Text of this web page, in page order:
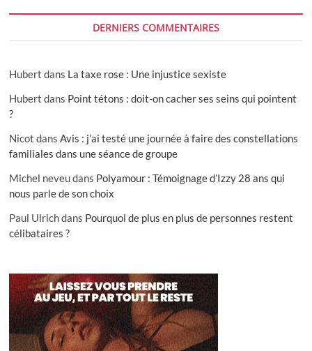
DERNIERS COMMENTAIRES
Hubert dans La taxe rose : Une injustice sexiste
Hubert dans Point tétons : doit-on cacher ses seins qui pointent
?
Nicot dansAvis : j’ai testé une journée à faire des constellations
familiales dans une séance de groupe
Michel neveudans Polyamour : Témoignage d’Izzy 28 ans qui
nous parle de son choix
Paul Ulrichdans Pourquoi de plus en plus de personnes restent
célibataires ?